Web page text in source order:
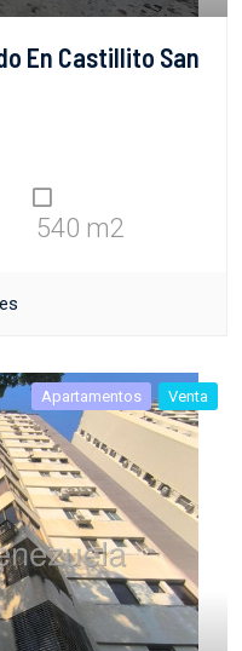
En Castillito San
540 m2
Apartamentos Venta